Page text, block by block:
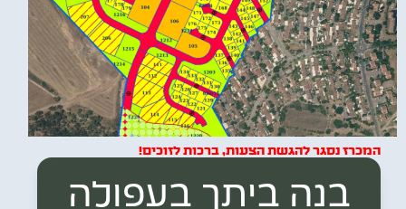
המכרז נסגר להגשת הצעות, ברכות לזוכים!
בנה ביתך בעפולה